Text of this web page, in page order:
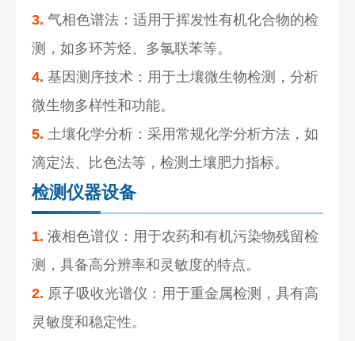
3. 气相色谱法：适用于挥发性有机化合物的检
测，如多环芳烃、多氯联苯等。
4. 基因测序技术：用于土壤微生物检测，分析
微生物多样性和功能。
5. 土壤化学分析：采用常规化学分析方法，如
滴定法、比色法等，检测土壤肥力指标。
检测仪器设备
1. 液相色谱仪：用于农药和有机污染物残留检
测，具备高分辨率和灵敏度的特点。
2. 原子吸收光谱仪：用于重金属检测，具有高
灵敏度和稳定性。